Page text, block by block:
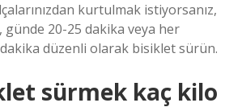
kurtulmak istiyorsanız,
20-25 dakika veya her
düzenli olarak bisiklet sürün.
sürmek kaç kilo